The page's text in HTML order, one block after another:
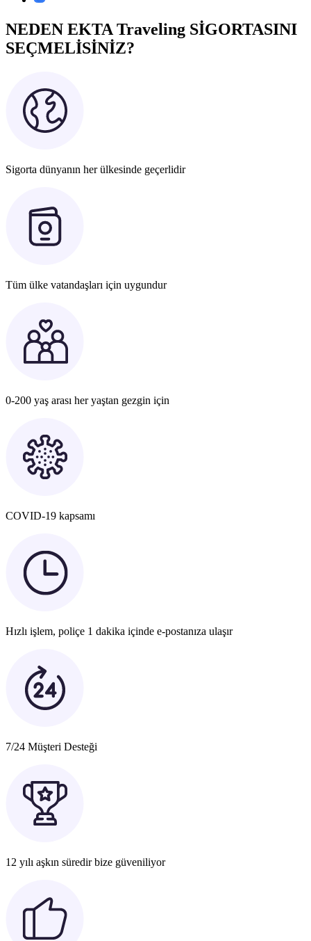
NEDEN EKTA Traveling SİGORTASINI
SEÇMELİSİNİZ?
Sigorta dünyanın her ülkesinde geçerlidir
Tüm ülke vatandaşları için uygundur
0-200 yaş arası her yaştan gezgin için
COVID-19 kapsamı
Hızlı işlem, poliçe 1 dakika içinde e-postanıza ulaşır
7/24 Müşteri Desteği
12 yılı aşkın süredir bize güveniliyor